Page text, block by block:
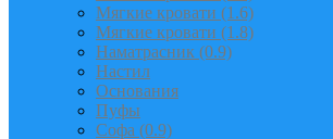
Мягкие кровати (1.6)
Мягкие кровати (1.8)
Наматрасник (0.9)
Настил
Основания
Пуфы
Софа (0.9)